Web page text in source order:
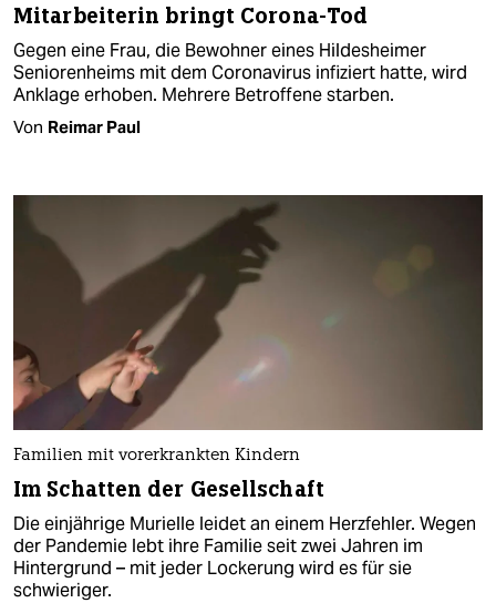
Mitarbeiterin bringt Corona-Tod
Gegen eine Frau, die Bewohner eines Hildesheimer
Seniorenheims mit dem Coronavirus infiziert hatte, wird
Anklage erhoben. Mehrere Betroffene starben.
Von Reimar Paul
Familien mit vorerkrankten Kindern
Im Schatten der Gesellschaft
Die einjährige Murielle leidet an einem Herzfehler. Wegen
der Pandemie lebt ihre Familie seit zwei Jahren im
Hintergrund – mit jeder Lockerung wird es für sie
schwieriger.